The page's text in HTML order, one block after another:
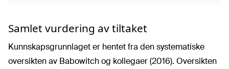
Samlet vurdering av tiltaket
Kunnskapsgrunnlaget er hentet fra den systematiske
oversikten av Babowitch og kollegaer (2016). Oversikten